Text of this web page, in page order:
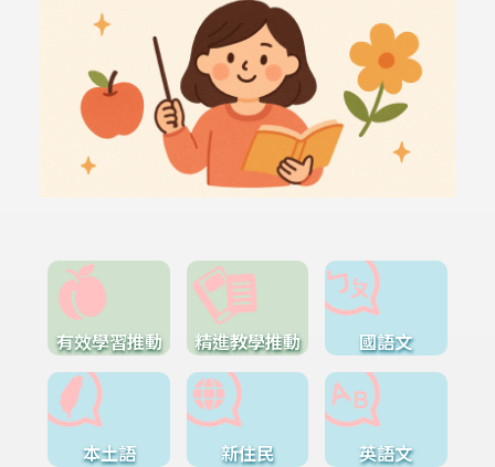
有效學習推動 精進教學推動 國語文
本土語 新住民 英語文